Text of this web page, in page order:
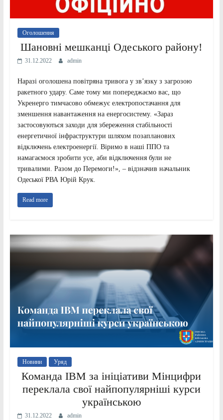
Оголошення
Шановні мешканці Одеського району!
31.12.2022 admin
Наразі оголошена повітряна тривога у зв’язку з загрозою
ракетного удару. Саме тому ми попереджаємо вас, що
Укренерго тимчасово обмежує електропостачання для
зменшення навантаження на енергосистему. «Зараз
застосовуються заходи для збереження стабільності
енергетичної інфраструктури шляхом позапланових
відключень електроенергії. Віримо в наші ППО та
намагаємося зробити усе, аби відключення були не
тривалими. Разом до Перемоги!», – відзначив начальник
Одеської РВА Юрій Крук.
Read more
Новини Уряд
Команда IBM за ініціативи Мінцифри
переклала свої найпопулярніші курси
українською
31.12.2022 admin